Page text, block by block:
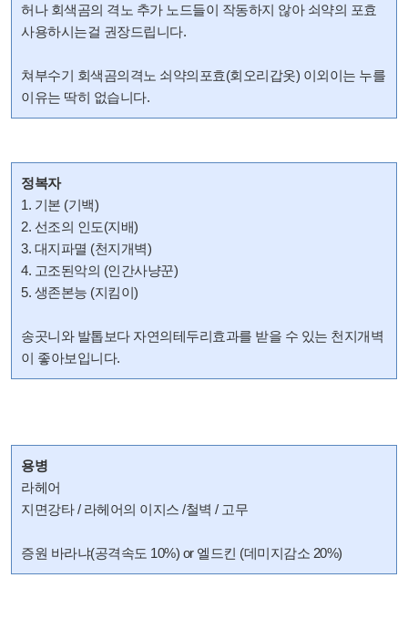
허나 회색곰의 격노 추가 노드들이 작동하지 않아 쇠약의 포효
사용하시는걸 권장드립니다.
쳐부수기 회색곰의격노 쇠약의포효(회오리갑옷) 이외이는 누를
이유는 딱히 없습니다.
정복자
1. 기본 (기백)
2. 선조의 인도(지배)
3. 대지파멸 (천지개벽)
4. 고조된악의 (인간사냥꾼)
5. 생존본능 (지킴이)
송곳니와 발톱보다 자연의테두리효과를 받을 수 있는 천지개벽
이 좋아보입니다.
용병
라헤어
지면강타 / 라헤어의 이지스 /철벽 / 고무
증원 바라냐(공격속도 10%) or 엘드킨 (데미지감소 20%)